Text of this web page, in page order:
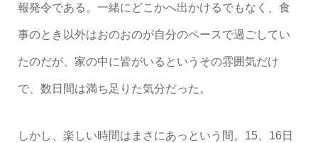
報発令である。一緒にどこかへ出かけるでもなく、食
事のとき以外はおのおのが自分のペースで過ごしてい
たのだが、家の中に皆がいるというその雰囲気だけ
で、数日間は満ち足りた気分だった。
しかし、楽しい時間はまさにあっという間。15、16日